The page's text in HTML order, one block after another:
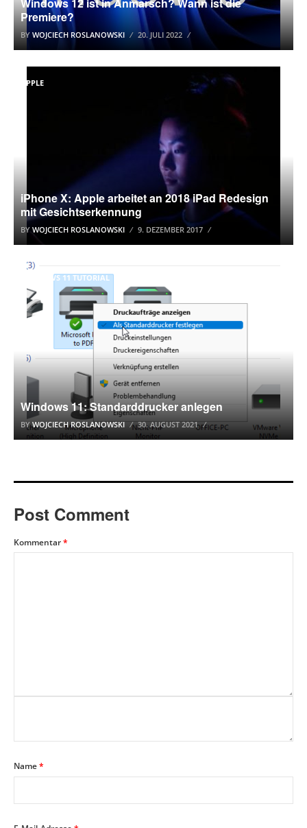
Premiere?
BY WOJCIECH ROSLANOWSKI 20. JULI 2022
APPLE
iPhone X: Apple arbeitet an 2018 iPad Redesign
mit Gesichtserkennung
BY WOJCIECH ROSLANOWSKI 9. DEZEMBER 2017
WINDOWS 11 TUTORIAL
Windows 11: Standarddrucker anlegen
BYWOJCIECH ROSLANOWSKI 30. AUGUST 2021
Post Comment
Kommentar*
Name*